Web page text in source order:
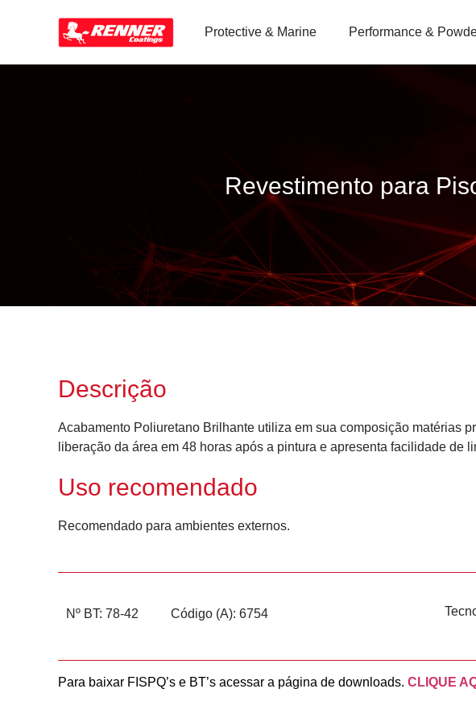
Protective & Marine Performance &
Revestimento para
Descrição
Acabamento Poliuretano Brilhante utiliza em sua composição matérias
liberação da área em 48 horas após a pintura e apresenta facilidade
Uso recomendado
Recomendado para ambientes externos.
Nº BT: 78-42 Código (A): 6754
Para baixar FISPQ’s e BT’s acessar a página de downloads. CLIQUE